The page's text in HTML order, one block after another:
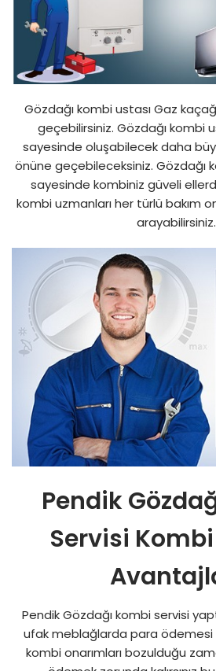
Gözdağı kombi ustası Gaz
geçebilirsiniz. Gözdağı kombi
sayesinde oluşabilecek daha
önüne geçebileceksiniz. Gözdağı
sayesinde kombiniz güveli
kombi uzmanları her türlü bakım
arayabilirsiniz.
Pendik
Servisi Kombi
Pendik Gözdağı kombi servisi
ufak meblağlarda para ödemesi
kombi onarımları bozulduğu